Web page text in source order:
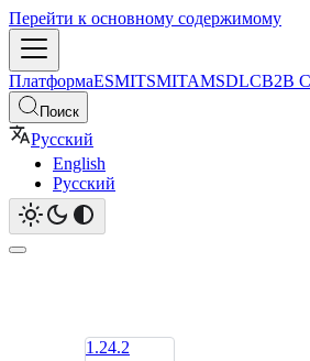
Перейти к основному содержимому
ПлатформаESMITSMITAMSDLCB2B
Поиск
Русский
English
Русский
1.24.2